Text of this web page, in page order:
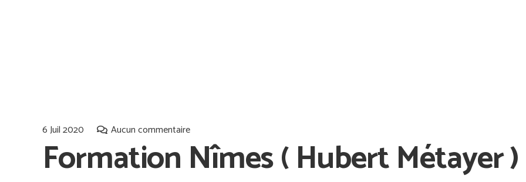
6 Juil 2020 Aucun commentaire
Formation Nîmes ( Hubert Métayer )